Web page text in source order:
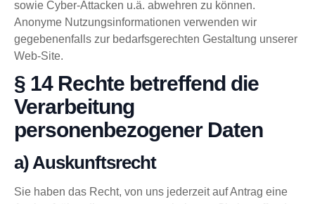
sowie Cyber-Attacken u.ä. abwehren zu können.
Anonyme Nutzungsinformationen verwenden wir
gegebenenfalls zur bedarfsgerechten Gestaltung unserer
Web-Site.
§ 14 Rechte betreffend die
Verarbeitung
personenbezogener Daten
a) Auskunftsrecht
Sie haben das Recht, von uns jederzeit auf Antrag eine